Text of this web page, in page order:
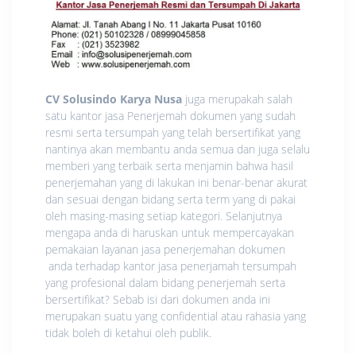
CV Solusindo Karya Nusa juga merupakah salah
satu kantor jasa Penerjemah dokumen yang sudah
resmi serta tersumpah yang telah bersertifikat yang
nantinya akan membantu anda semua dan juga selalu
memberi yang terbaik serta menjamin bahwa hasil
penerjemahan yang di lakukan ini benar-benar akurat
dan sesuai dengan bidang serta term yang di pakai
oleh masing-masing setiap kategori. Selanjutnya
mengapa anda di haruskan untuk mempercayakan
pemakaian layanan jasa penerjemahan dokumen
anda terhadap kantor jasa penerjamah tersumpah
yang profesional dalam bidang penerjemah serta
bersertifikat? Sebab isi dari dokumen anda ini
merupakan suatu yang confidential atau rahasia yang
tidak boleh di ketahui oleh publik.